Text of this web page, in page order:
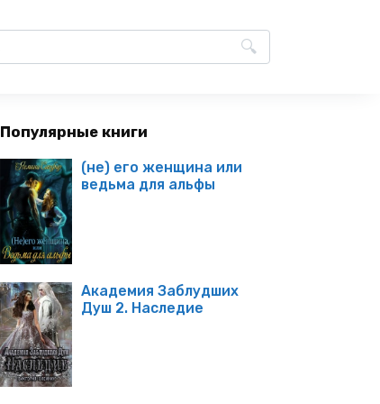
Популярные книги
(не) его женщина или
ведьма для альфы
Академия Заблудших
Душ 2. Наследие